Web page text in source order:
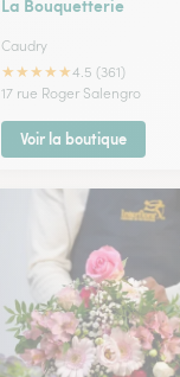
Caudry
★★★★★4.5 (361)
17 rue Roger Salengro
Voir la boutique